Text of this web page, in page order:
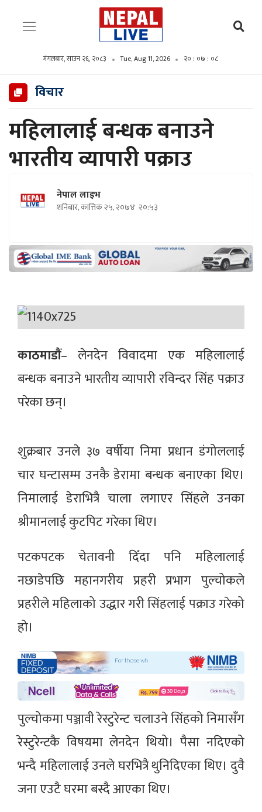
मंगलबार, साउन २६, २०८३ Tue, Aug 11, 2026 २० : ०७ : ०९
विचार
महिलालाई बन्धक बनाउने
भारतीय व्यापारी पक्राउ
नेपाल लाइभ
शनिबार, कात्तिक २५, २०७४ २०:५३
काठमाडौं– लेनदेन विवादमा एक महिलालाई
बन्धक बनाउने भारतीय व्यापारी रविन्दर सिंह पक्राउ
परेका छन्।
शुक्रबार उनले ३७ वर्षीया निमा प्रधान डंगोललाई
चार घन्टासम्म उनकै डेरामा बन्धक बनाएका थिए।
निमालाई डेराभित्रै चाला लगाएर सिंहले उनका
श्रीमानलाई कुटपिट गरेका थिए।
पटकपटक चेतावनी दिँदा पनि महिलालाई
नछाडेपछि महानगरीय प्रहरी प्रभाग पुल्चोकले
प्रहरीले महिलाको उद्धार गरी सिंहलाई पक्राउ गरेको
हो।
पुल्चोकमा पञ्जावी रेस्टुरेन्ट चलाउने सिंहको निमासँग
रेस्टुरेन्टकै विषयमा लेनदेन थियो। पैसा नदिएको
भन्दै महिलालाई उनले घरभित्रै थुनिदिएका थिए। दुवै
जना एउटै घरमा बस्दै आएका थिए।